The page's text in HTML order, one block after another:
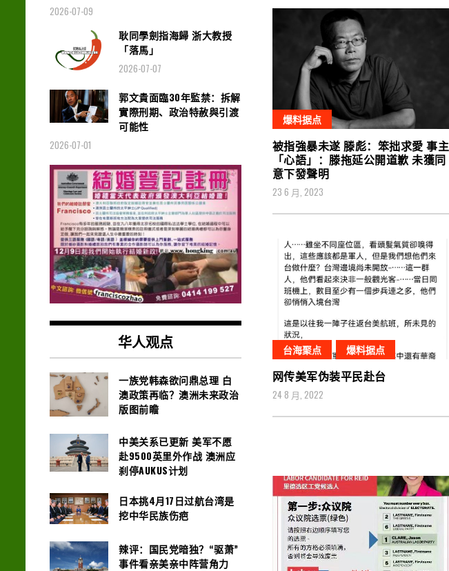
爆料据点
被指強暴未遂 滕彪：笨拙求愛 事主
「心語」：滕拖延公開道歉 未獲同
意下發聲明
23 6 月, 2023
台海聚点 爆料据点
网传美军伪装平民赴台
24 8 月, 2022
2026-07-09
耿同學劍指海歸 浙大教授
「落馬」
2026-07-07
郭文貴面臨30年監禁：拆解
實際刑期、政治特赦與引渡
可能性
2026-07-01
华人观点
一族党韩森欲问鼎总理 白
澳政策再临？澳洲未来政治
版图前瞻
中美关系已更新 美军不愿
赴9500英里外作战 澳洲应
刹停AUKUS计划
日本挑4月17日过航台湾是
挖中华民族伤疤
辣评：国民党暗独？“驱萧”
事件看亲美亲中阵营角力